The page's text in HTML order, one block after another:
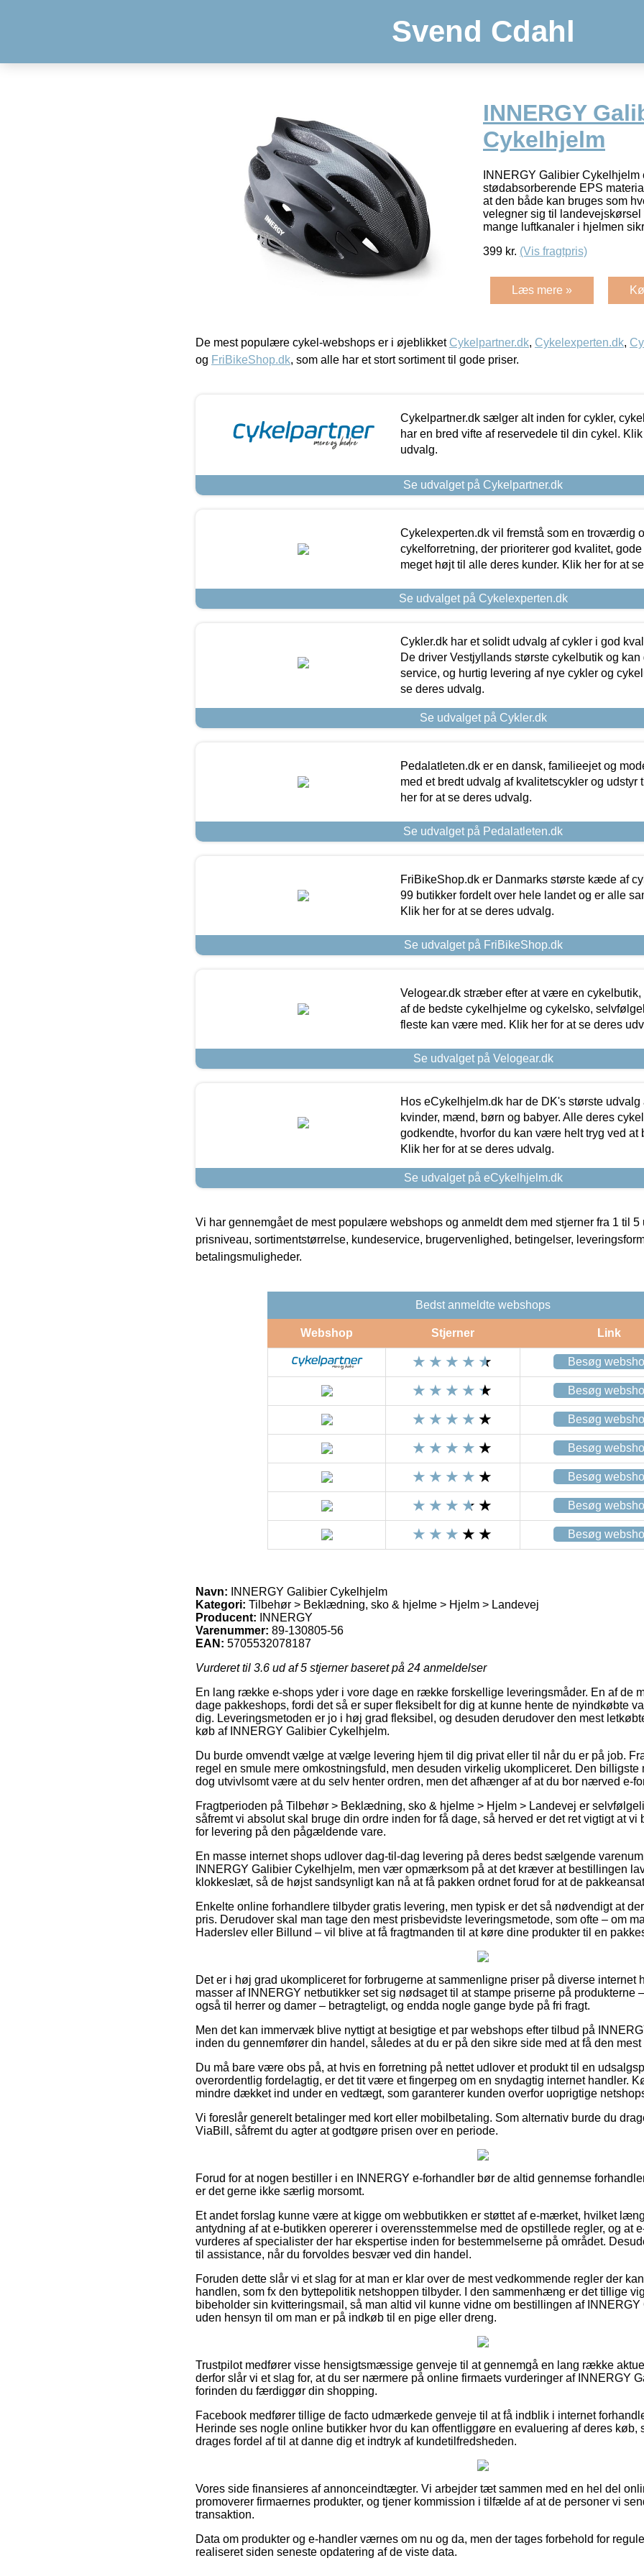
Svend Cdahl
INNERGY
Cykelhjelm
INNERGY Galibier Cykelhjelm
stødabsorberende EPS
at den både kan bruges som
velegner sig til landevejskørsel
mange luftkanaler i hjelmen
399 kr. (Vis fragtpris)
Læs mere »
De mest populære cykel-webshops er i øjeblikket Cykelpartner.dk, Cykelexperten.dk,
og FriBikeShop.dk, som alle har et stort sortiment til gode priser.
Cykelpartner.dk sælger alt inden for cykler,
har en bred vifte af reservedele til din cykel.
udvalg.
Se udvalget på Cykelpartner.dk
Cykelexperten.dk vil fremstå som en troværdig
cykelforretning, der prioriterer god kvalitet,
meget højt til alle deres kunder. Klik her for at
Se udvalget på Cykelexperten.dk
Cykler.dk har et solidt udvalg af cykler i god
De driver Vestjyllands største cykelbutik og kan
service, og hurtig levering af nye cykler og
se deres udvalg.
Se udvalget på Cykler.dk
Pedalatleten.dk er en dansk, familieejet og
med et bredt udvalg af kvalitetscykler og udstyr
her for at se deres udvalg.
Se udvalget på Pedalatleten.dk
FriBikeShop.dk er Danmarks største kæde af
99 butikker fordelt over hele landet og er alle
Klik her for at se deres udvalg.
Se udvalget på FriBikeShop.dk
Velogear.dk stræber efter at være en cykelbutik,
af de bedste cykelhjelme og cykelsko,
fleste kan være med. Klik her for at se deres
Se udvalget på Velogear.dk
Hos eCykelhjelm.dk har de DK's største udvalg
kvinder, mænd, børn og babyer. Alle deres
godkendte, hvorfor du kan være helt tryg ved at
Klik her for at se deres udvalg.
Se udvalget på eCykelhjelm.dk
Vi har gennemgået de mest populære webshops og anmeldt dem med stjerner fra 1 til 5
prisniveau, sortimentstørrelse, kundeservice, brugervenlighed, betingelser,
betalingsmuligheder.
Bedst anmeldte webshops
Webshop Stjerner Link
Besøg
Besøg
Besøg
Besøg
Besøg
Besøg
Besøg
Navn: INNERGY Galibier Cykelhjelm
Kategori: Tilbehør > Beklædning, sko & hjelme > Hjelm > Landevej
Producent:
INNERGY
Varenummer: 89-130805-56
EAN: 5705532078187
Vurderet til 3.6 ud af 5 stjerner baseret på 24 anmeldelser
En lang række e-shops yder i vore dage en række forskellige leveringsmåder. En af de
dage pakkeshops, fordi det så er super fleksibelt for dig at kunne hente de nyindkøbte
dig. Leveringsmetoden er jo i høj grad fleksibel, og desuden derudover den mest
køb af INNERGY Galibier Cykelhjelm.
Du burde omvendt vælge at vælge levering hjem til dig privat eller til når du er på job.
regel en smule mere omkostningsfuld, men desuden virkelig ukompliceret. Den billigste
dog utvivlsomt være at du selv henter ordren, men det afhænger af at du bor nærved e-
Fragtperioden på Tilbehør > Beklædning, sko & hjelme > Hjelm > Landevej er
såfremt vi absolut skal bruge din ordre inden for få dage, så herved er det ret vigtigt at vi
for levering på den pågældende vare.
En masse internet shops udlover dag-til-dag levering på deres bedst sælgende
INNERGY Galibier Cykelhjelm, men vær opmærksom på at det kræver at bestillingen
klokkeslæt, så de højst sandsynligt kan nå at få pakken ordnet forud for at de
Enkelte online forhandlere tilbyder gratis levering, men typisk er det så nødvendigt at
pris. Derudover skal man tage den mest prisbevidste leveringsmetode, som ofte – om
Haderslev eller Billund – vil blive at få fragtmanden til at køre dine produkter til en
Det er i høj grad ukompliceret for forbrugerne at sammenligne priser på diverse internet
masser af INNERGY netbutikker set sig nødsaget til at stampe priserne på produkterne
også til herrer og damer – betragteligt, og endda nogle gange byde på fri fragt.
Men det kan immervæk blive nyttigt at besigtige et par webshops efter tilbud på
inden du gennemfører din handel, således at du er på den sikre side med at få den
Du må bare være obs på, at hvis en forretning på nettet udlover et produkt til en
overordentlig fordelagtig, er det tit være et fingerpeg om en snydagtig internet handler.
mindre dækket ind under en vedtægt, som garanterer kunden overfor uoprigtige
Vi foreslår generelt betalinger med kort eller mobilbetaling. Som alternativ burde du
ViaBill, såfremt du agter at godtgøre prisen over en periode.
Forud for at nogen bestiller i en INNERGY e-forhandler bør de altid gennemse
er det gerne ikke særlig morsomt.
Et andet forslag kunne være at kigge om webbutikken er støttet af e-mærket, hvilket
antydning af at e-butikken opererer i overensstemmelse med de opstillede regler, og at
vurderes af specialister der har ekspertise inden for bestemmelserne på området.
til assistance, når du forvoldes besvær ved din handel.
Foruden dette slår vi et slag for at man er klar over de mest vedkommende regler der
handlen, som fx den byttepolitik netshoppen tilbyder. I den sammenhæng er det tillige
bibeholder sin kvitteringsmail, så man altid vil kunne vidne om bestillingen af
uden hensyn til om man er på indkøb til en pige eller dreng.
Trustpilot medfører visse hensigtsmæssige genveje til at gennemgå en lang række
derfor slår vi et slag for, at du ser nærmere på online firmaets vurderinger af INNERGY
forinden du færdiggør din shopping.
Facebook medfører tillige de facto udmærkede genveje til at få indblik i internet
Herinde ses nogle online butikker hvor du kan offentliggøre en evaluering af deres køb,
drages fordel af til at danne dig et indtryk af kundetilfredsheden.
Vores side finansieres af annonceindtægter. Vi arbejder tæt sammen med en hel del
promoverer firmaernes produkter, og tjener kommission i tilfælde af at de personer vi
transaktion.
Data om produkter og e-handler værnes om nu og da, men der tages forbehold for
realiseret siden seneste opdatering af de viste data.